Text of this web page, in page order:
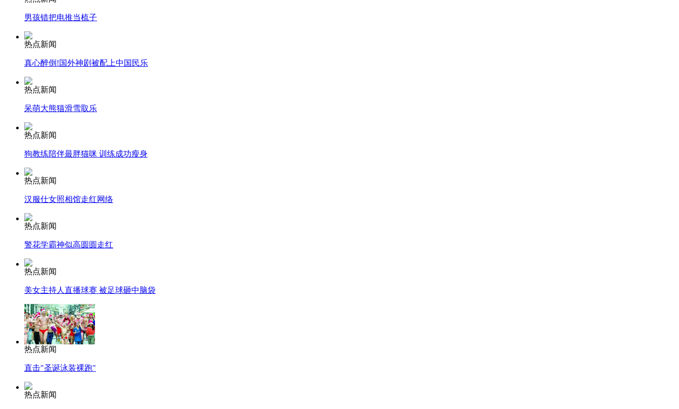
无痛分娩是否安全 医生回应
外交部：反对强权政治霸凌主义
外交部：有关国家言论片面不公正
安徽一实载49人客车翻车
走！跟着总书记去植树
消防员救轻生者
纽约上演“枕头大战”
司机酒驾遇交警 急速倒车逃窜
男孩错把电推当梳子
热点新闻
真心醉倒!国外神剧被配上中国民乐
热点新闻
呆萌大熊猫滑雪取乐
热点新闻
狗教练陪伴最胖猫咪 训练成功瘦身
热点新闻
汉服仕女照相馆走红网络
热点新闻
警花学霸神似高圆圆走红
热点新闻
美女主持人直播球赛 被足球砸中脑袋
热点新闻
直击"圣诞泳装裸跑"
热点新闻